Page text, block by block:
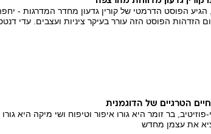
הגיע הפוסט הדרמטי של קורין גדעון מחדר המדרגות -
הזדהות הפוסט הזה עורר בעיקר ציניות ועצבים. עדי
בר זומר היא גורו איפור וטיפוח ושי מיקה היא
את עצמן מחדש